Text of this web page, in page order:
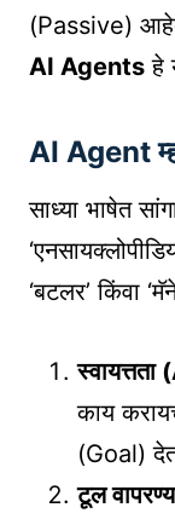
(Passive)
AI Agents हे
AI Agent
साध्या भाषेत
‘बटलर’ किंवा
काय
(Goal)
टूल